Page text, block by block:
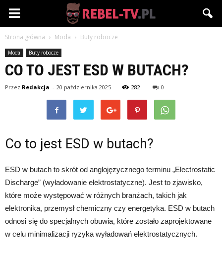
Rebel-
Strona główna Moda Buty robocze
Moda Buty robocze
CO TO JEST ESD W BUTACH?
Przez Redakcja - 20 października 2025 282 0
Co to jest ESD w butach?
ESD w butach to skrót od anglojęzycznego terminu „Electrostatic
Discharge” (wyładowanie elektrostatyczne). Jest to zjawisko,
które może występować w różnych branżach, takich jak
elektronika, przemysł chemiczny czy energetyka. ESD w butach
odnosi się do specjalnych obuwia, które zostało zaprojektowane
w celu minimalizacji ryzyka wyładowań elektrostatycznych.